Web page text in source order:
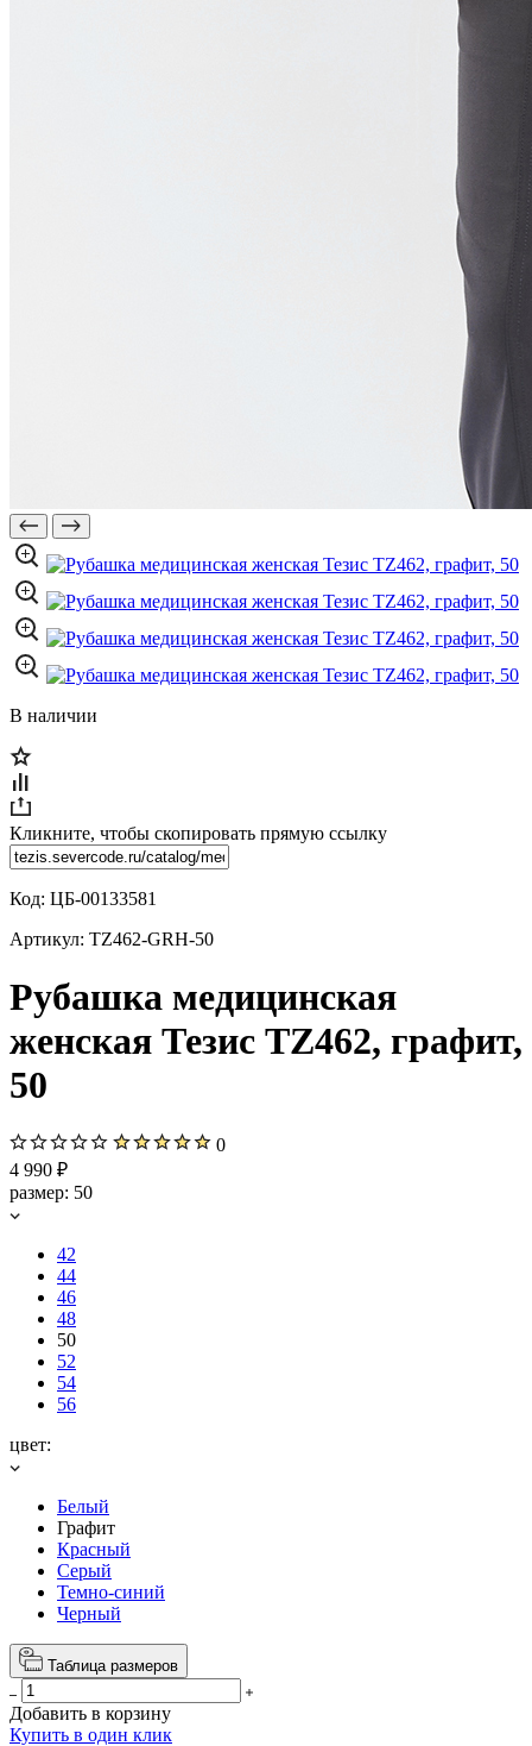
В наличии
Кликните, чтобы скопировать прямую ссылку
Код: ЦБ-00133581
Артикул: TZ462-GRH-50
Рубашка медицинская
женская Тезис TZ462, графит,
50
0
4 990 ₽
размер: 50
42
44
46
48
50
52
54
56
цвет:
Белый
Графит
Красный
Серый
Темно-синий
Черный
Таблица размеров
Добавить в корзину
Купить в один клик